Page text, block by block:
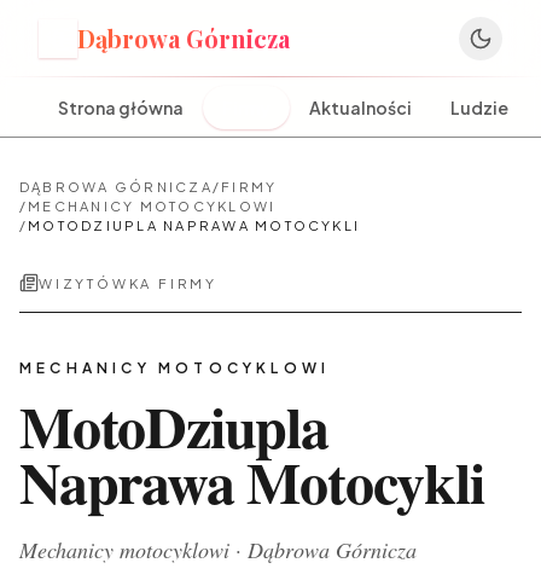
Dąbrowa Górnicza
Strona główna Aktualności Ludzie
DĄBROWA GÓRNICZA / FIRMY
/ MECHANICY MOTOCYKLOWI
/ MOTODZIUPLA NAPRAWA MOTOCYKLI
WIZYTÓWKA FIRMY
MECHANICY MOTOCYKLOWI
MotoDziupla
Naprawa Motocykli
Mechanicy motocyklowi · Dąbrowa Górnicza